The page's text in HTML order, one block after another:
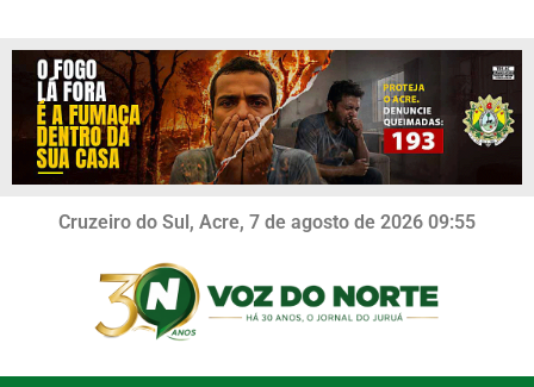
Cruzeiro do Sul, Acre, 7 de agosto de 2026 09:55